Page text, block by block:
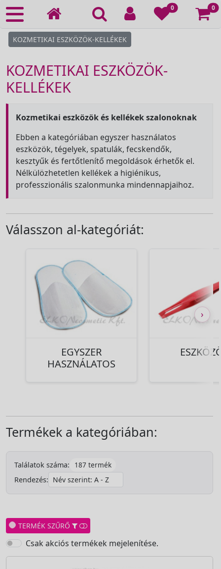
0 0
KOZMETIKAI ESZKÖZÖK-KELLÉKEK
KOZMETIKAI ESZKÖZÖK-
KELLÉKEK
Kozmetikai eszközök és kellékek szalonoknak
Ebben a kategóriában egyszer használatos
eszközök, tégelyek, spatulák, fecskendők,
kesztyűk és fertőtlenítő megoldások érhetők el.
Nélkülözhetetlen kellékek a higiénikus,
professzionális szalonmunka mindennapjaihoz.
Válasszon al-kategóriát:
EGYSZER
HASZNÁLATOS
›
Termékek a kategóriában:
Találatok száma:
187 termék
Rendezés:
TERMÉK SZŰRŐ
Csak akciós termékek mejelenítése.